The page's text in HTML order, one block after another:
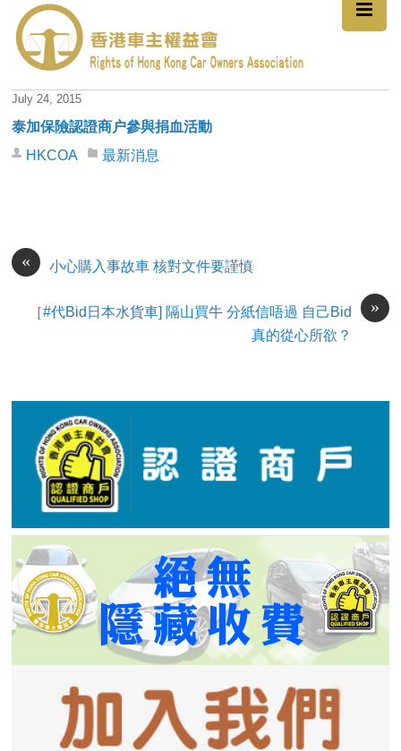
July 24, 2015
泰加保險認證商户參與捐血活動
HKCOA
最新消息
« 小心購入事故車 核對文件要謹慎
»
［‪#‎代Bid日本水貨車‬] 隔山買牛 分紙信唔過 自己Bid
真的從心所欲？